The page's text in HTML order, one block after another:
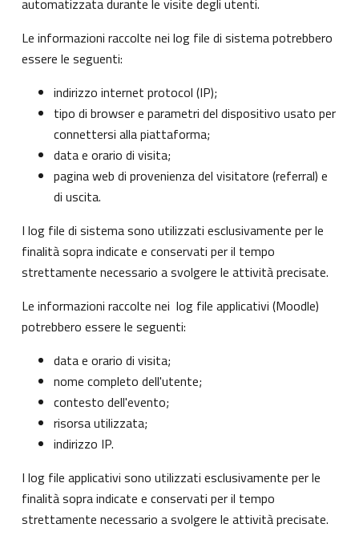
automatizzata durante le visite degli utenti.
Le informazioni raccolte nei log file di sistema potrebbero
essere le seguenti:
indirizzo internet protocol (IP);
tipo di browser e parametri del dispositivo usato per
connettersi alla piattaforma;
data e orario di visita;
pagina web di provenienza del visitatore (referral) e
di uscita.
I log file di sistema sono utilizzati esclusivamente per le
finalità sopra indicate e conservati per il tempo
strettamente necessario a svolgere le attività precisate.
Le informazioni raccolte nei log file applicativi (Moodle)
potrebbero essere le seguenti:
data e orario di visita;
nome completo dell'utente;
contesto dell'evento;
risorsa utilizzata;
indirizzo IP.
I log file applicativi sono utilizzati esclusivamente per le
finalità sopra indicate e conservati per il tempo
strettamente necessario a svolgere le attività precisate.